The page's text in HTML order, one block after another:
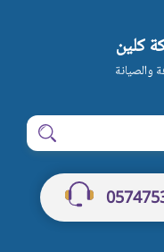
كلين
والصيانة
ابحث